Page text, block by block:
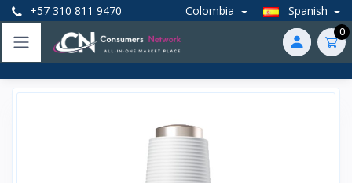
+57 310 811 9470 Colombia Spanish
0